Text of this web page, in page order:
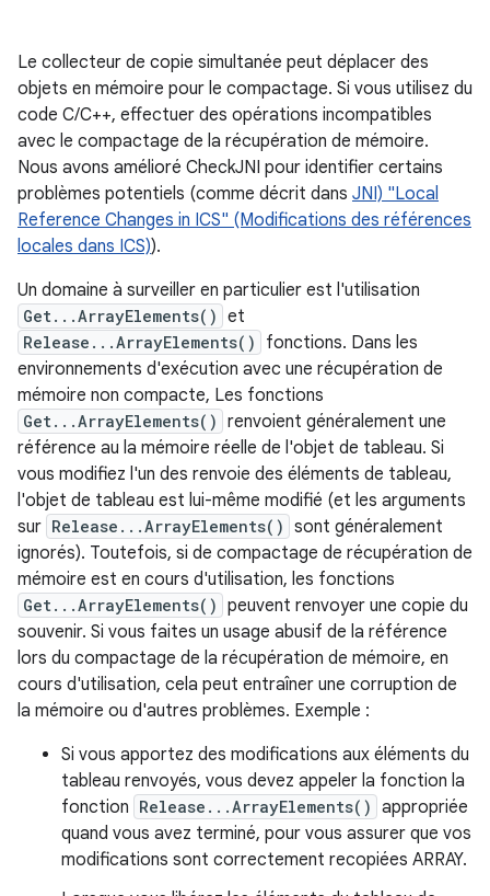
Le collecteur de copie simultanée peut déplacer des
objets en mémoire pour le compactage. Si vous utilisez du
code C/C++, effectuer des opérations incompatibles
avec le compactage de la récupération de mémoire.
Nous avons amélioré CheckJNI pour identifier certains
problèmes potentiels (comme décrit dans JNI) "Local
Reference Changes in ICS" (Modifications des références
locales dans ICS)).
Un domaine à surveiller en particulier est l'utilisation
Get...ArrayElements() et
Release...ArrayElements()
fonctions. Dans les
environnements d'exécution avec une récupération de
mémoire non compacte, Les fonctions
Get...ArrayElements() renvoient généralement une
référence au la mémoire réelle de l'objet de tableau. Si
vous modifiez l'un des renvoie des éléments de tableau,
l'objet de tableau est lui-même modifié (et les arguments
sur Release...ArrayElements() sont généralement
ignorés). Toutefois, si de compactage de récupération de
mémoire est en cours d'utilisation, les fonctions
Get...ArrayElements() peuvent renvoyer une copie du
souvenir. Si vous faites un usage abusif de la référence
lors du compactage de la récupération de mémoire, en
cours d'utilisation, cela peut entraîner une corruption de
la mémoire ou d'autres problèmes. Exemple :
Si vous apportez des modifications aux éléments du
tableau renvoyés, vous devez appeler la fonction la
fonction Release...ArrayElements() appropriée
quand vous avez terminé, pour vous assurer que vos
modifications sont correctement recopiées ARRAY.